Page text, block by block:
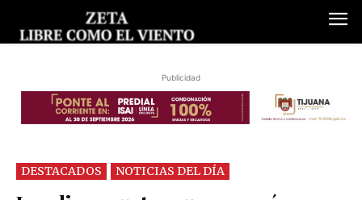
Publicidad
DESTACADOS NOTICIAS DEL DÍA